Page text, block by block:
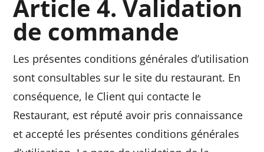
Article 4. Validation
de commande
Les présentes conditions générales d’utilisation
sont consultables sur le site du restaurant. En
conséquence, le Client qui contacte le
Restaurant, est réputé avoir pris connaissance
et accepté les présentes conditions générales